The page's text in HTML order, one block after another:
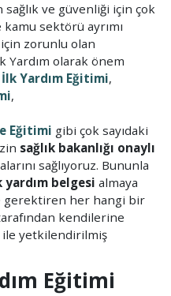
sağlık ve güvenliği için çok
sektörü ayrımı
için zorunlu olan
Yardım olarak önem
İlk Yardım Eğitimi,
,
Eğitimi gibi çok sayıdaki
sağlık bakanlığı onaylı
sağlıyoruz. Bununla
yardım belgesi almaya
gerektiren her hangi bir
kendilerine
ile yetkilendirilmiş
Eğitimi